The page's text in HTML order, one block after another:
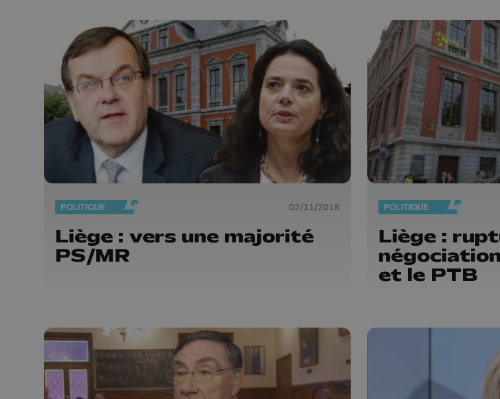
POLITIQUE 02/11/2018
Liège : vers une majorité
PS/MR
POLITIQUE
Liège :
et le PTB